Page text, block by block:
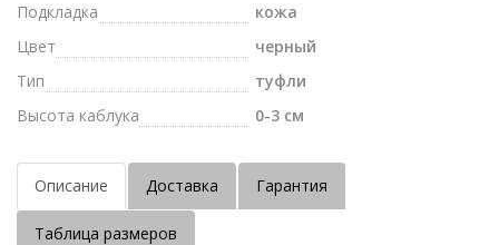
Подкладка
кожа
Цвет
черный
Тип
туфли
Высота каблука
0-3 см
Описание Доставка Гарантия
Таблица размеров